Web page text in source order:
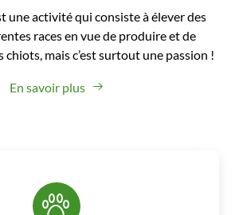
une activité qui consiste à élever des
races en vue de produire et de
chiots, mais c’est surtout une passion !
En savoir plus